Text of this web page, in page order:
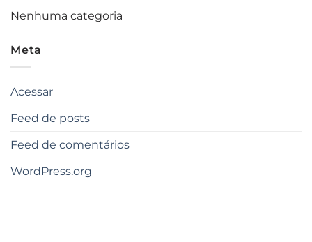
Nenhuma categoria
Meta
Acessar
Feed de posts
Feed de comentários
WordPress.org